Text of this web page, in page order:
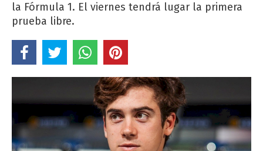
la Fórmula 1. El viernes tendrá lugar la primera
prueba libre.